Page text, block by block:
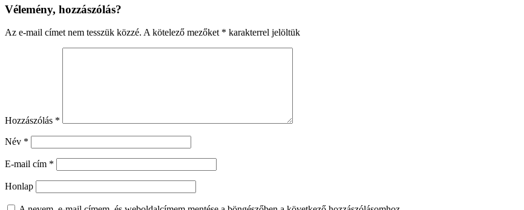
Vélemény, hozzászólás?
Az e-mail címet nem tesszük közzé. A kötelező mezőket * karakterrel jelöltük
Hozzászólás *
Név *
E-mail cím *
Honlap